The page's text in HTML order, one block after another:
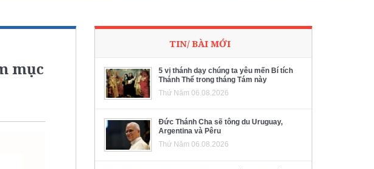
mục
TIN/ BÀI MỚI
5 vị thánh dạy chúng ta yêu mến Bí tích
Thánh Thể trong tháng Tám này
Thứ Năm 06.08.2026
Đức Thánh Cha sẽ tông du Uruguay,
Argentina và Pêru
Thứ Năm 06.08.2026